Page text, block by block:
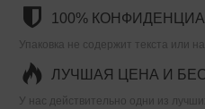
100%
Упаковка не содержит текста или
ЛУЧШАЯ ЦЕНА И
У нас действительно одни из